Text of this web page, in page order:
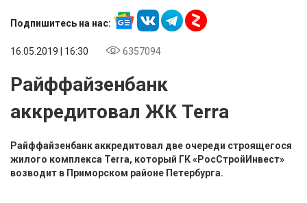
Подпишитесь на нас:
16.05.2019 | 16:30 6357094
Райффайзенбанк
аккредитовал ЖК Terra
Райффайзенбанк аккредитовал две очереди строящегося
жилого комплекса Terra, который ГК «РосСтройИнвест»
возводит в Приморском районе Петербурга.